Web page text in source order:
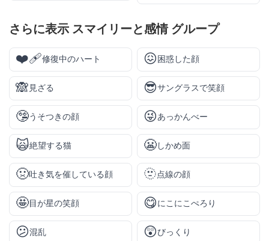
さらに表示 スマイリーと感情グループ
❤️‍🩹修復中のハート 😖 困惑した顔
🙈 見ざる 😎サングラスで笑顔
🤥うそつきの顔 😜あっかんべー
🙀絶望する猫 😬しかめ面
🤢吐き気を催している顔 🫥点線の顔
🤩目が星の笑顔 😋にこにこぺろり
😕混乱 😲びっくり